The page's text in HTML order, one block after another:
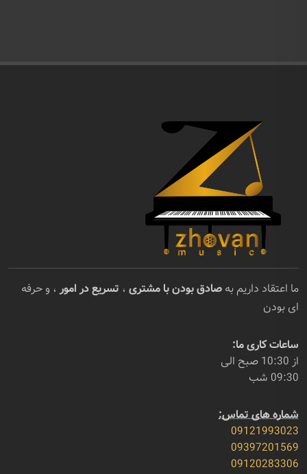
ما اعتقاد داریم به صادق بودن با مشتری ، تسریع در امور ، و حرفه
ای بودن
ساعات کاری ما:
از 10:30 صبح الی
09:30 شب
شماره های تماس:
09121993023
09397201569
09120283306